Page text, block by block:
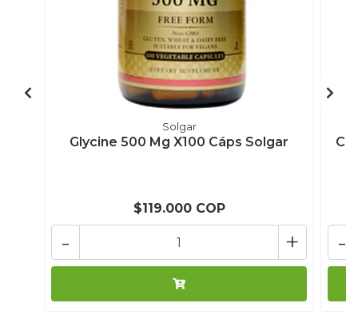
Solgar
Glycine 500 Mg X100 Cáps Solgar
$119.000 COP
+
- -